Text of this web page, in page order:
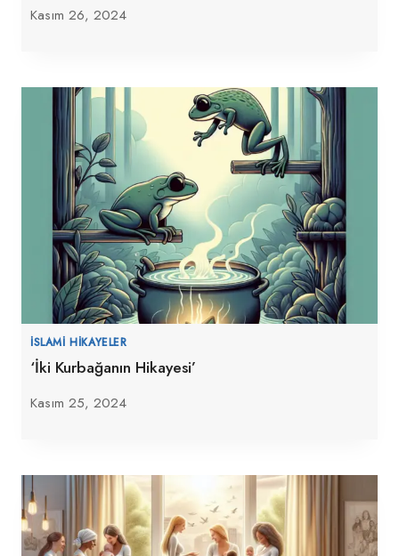
Kasım 26, 2024
İSLAMI HIKAYELER
‘İki Kurbağanın Hikayesi’
Kasım 25, 2024